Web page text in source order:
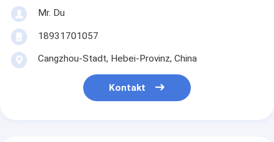
Mr. Du
18931701057
Cangzhou-Stadt, Hebei-Provinz, China
Kontakt